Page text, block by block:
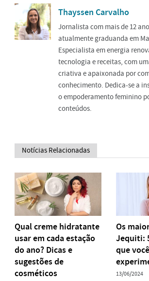
Thayssen Carvalho
Jornalista com mais de 12
atualmente graduanda em
Especialista em energia
tecnologia e receitas, com
criativa e apaixonada por
conhecimento. Dedica-se a
o empoderamento feminino
conteúdos.
Notícias Relacionadas
Qual creme hidratante
usar em cada estação
do ano? Dicas e
sugestões de
cosméticos
Os
Jequiti:
que
13/06/2024